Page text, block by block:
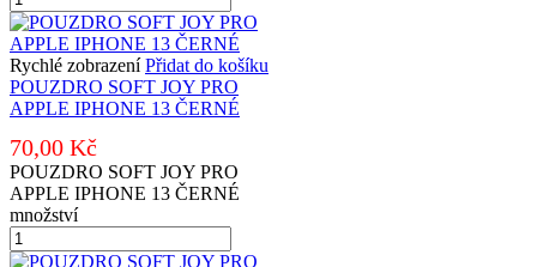
Rychlé zobrazení Přidat do košíku
POUZDRO SOFT JOY PRO
APPLE IPHONE 13 ČERNÉ
70,00 Kč
POUZDRO SOFT JOY PRO
APPLE IPHONE 13 ČERNÉ
množství